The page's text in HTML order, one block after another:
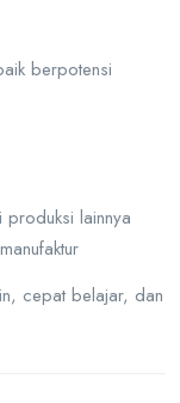
berpotensi
lainnya
cepat belajar, dan